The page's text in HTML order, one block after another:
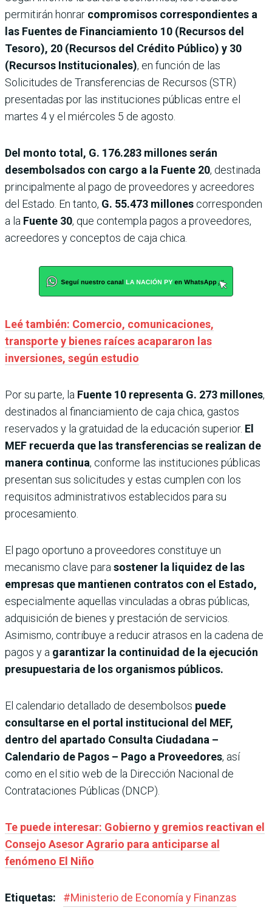
permitirán honrar compromisos correspondientes a
las Fuentes de Financiamiento 10 (Recursos del
Tesoro), 20 (Recursos del Crédito Público) y 30
(Recursos Institucionales), en función de las
Solicitudes de Transferencias de Recursos (STR)
presentadas por las instituciones públicas entre el
martes 4 y el miércoles 5 de agosto.
Del monto total, G. 176.283 millones serán
desembolsados con cargo a la Fuente 20, destinada
principalmente al pago de proveedores y acreedores
del Estado. En tanto, G. 55.473 millones corresponden
a la Fuente 30, que contempla pagos a proveedores,
acreedores y conceptos de caja chica.
Leé también: Comercio, comunicaciones,
transporte y bienes raíces acapararon las
inversiones, según estudio
Por su parte, la Fuente 10 representa G. 273 millones,
destinados al financiamiento de caja chica, gastos
reservados y la gratuidad de la educación superior. El
MEF recuerda que las transferencias se realizan de
manera continua, conforme las instituciones públicas
presentan sus solicitudes y estas cumplen con los
requisitos administrativos establecidos para su
procesamiento.
El pago oportuno a proveedores constituye un
mecanismo clave para sostener la liquidez de las
empresas que mantienen contratos con el Estado,
especialmente aquellas vinculadas a obras públicas,
adquisición de bienes y prestación de servicios.
Asimismo, contribuye a reducir atrasos en la cadena de
pagos y a garantizar la continuidad de la ejecución
presupuestaria de los organismos públicos.
El calendario detallado de desembolsos puede
consultarse en el portal institucional del MEF,
dentro del apartado Consulta Ciudadana –
Calendario de Pagos – Pago a Proveedores, así
como en el sitio web de la Dirección Nacional de
Contrataciones Públicas (DNCP).
Te puede interesar: Gobierno y gremios reactivan el
Consejo Asesor Agrario para anticiparse al
fenómeno El Niño
Etiquetas: #Ministerio de Economía y Finanzas